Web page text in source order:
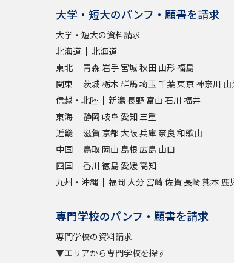
大学・短大のパンフ・願書を請求
大学・短大の資料請求
北海道
北海道
東北
青森 岩手 宮城 秋田 山形 福島
関東
茨城 栃木 群馬埼玉 千葉東京神奈川 山
信越・北陸
新潟長野 富山 石川 福井
東海
静岡 岐阜 愛知 三重
近畿
滋賀 京都 大阪兵庫奈良 和歌山
中国
鳥取 岡山 島根 広島 山口
四国
香川 徳島 愛媛 高知
九州・沖縄
福岡 大分 宮崎 佐賀 長崎 熊本 鹿
専門学校のパンフ・願書を請求
専門学校の資料請求
▼エリアから専門学校を探す